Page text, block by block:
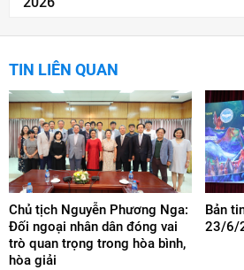
TIN LIÊN QUAN
Chủ tịch Nguyễn Phương Nga:
Đối ngoại nhân dân đóng vai
trò quan trọng trong hòa bình,
hòa giải
Bản
23/6/